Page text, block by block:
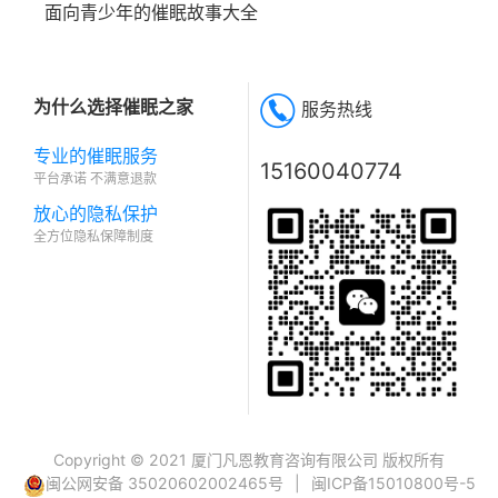
面向青少年的催眠故事大全
为什么选择催眠之家
专业的催眠服务
平台承诺 不满意退款
放心的隐私保护
全方位隐私保障制度
服务热线
15160040774
Copyright © 2021 厦门凡恩教育咨询有限公司 版权所有
闽公网安备 35020602002465号
闽ICP备15010800号-5